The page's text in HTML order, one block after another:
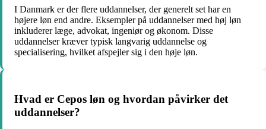
I Danmark er der flere uddannelser, der generelt set har en
højere løn end andre. Eksempler på uddannelser med høj løn
inkluderer læge, advokat, ingeniør og økonom. Disse
uddannelser kræver typisk langvarig uddannelse og
specialisering, hvilket afspejler sig i den høje løn.
Hvad er Cepos løn og hvordan påvirker det
uddannelser?